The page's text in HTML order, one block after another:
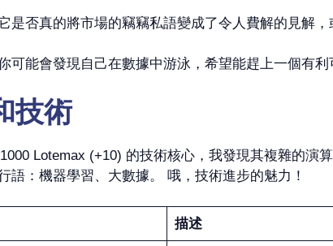
否真的將市場的竊竊私語變成了令人費解的見解
可能會發現自己在數據中游泳，希望能趕上一個有利
技術
Lotemax (+10) 的技術核心，我發現其複雜的
語：機器學習、大數據。 哦，技術進步的魅力！
描述